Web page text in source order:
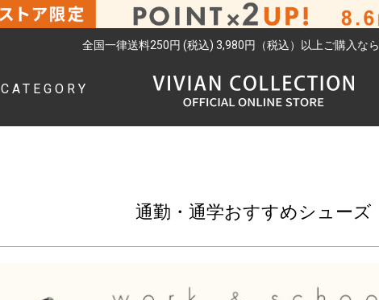
全国一律送料250円 (税込) 3,980円（税込）以上ご購入なら
CATEGORY
検索
通勤・通学おすすめシューズ